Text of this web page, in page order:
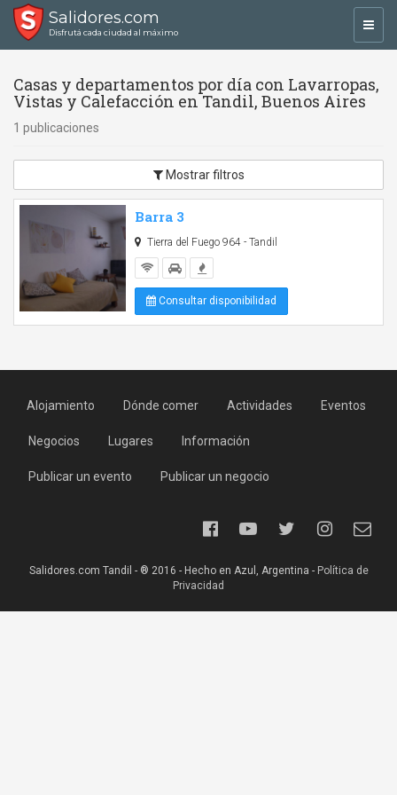
Salidores.com
Disfrutá cada ciudad al máximo
Casas y departamentos por día con Lavarropas,
Vistas y Calefacción en Tandil, Buenos Aires
1 publicaciones
Mostrar filtros
Barra 3
Tierra del Fuego 964 - Tandil
Consultar disponibilidad
Alojamiento Dónde comer Actividades Eventos
Negocios Lugares Información
Publicar un evento Publicar un negocio
Salidores.com Tandil - ® 2016 - Hecho en Azul, Argentina - Política de
Privacidad